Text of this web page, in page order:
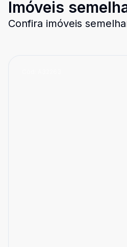
Imóveis
Confira imóveis